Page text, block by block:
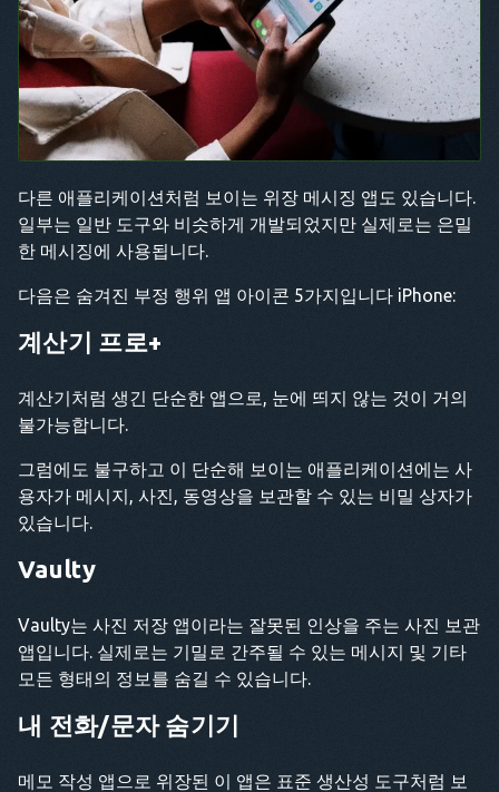
다른 애플리케이션처럼 보이는 위장 메시징 앱도 있습니다.
일부는 일반 도구와 비슷하게 개발되었지만 실제로는 은밀
한 메시징에 사용됩니다.
다음은 숨겨진 부정 행위 앱 아이콘 5가지입니다 iPhone:
계산기 프로+
계산기처럼 생긴 단순한 앱으로, 눈에 띄지 않는 것이 거의
불가능합니다.
그럼에도 불구하고 이 단순해 보이는 애플리케이션에는 사
용자가 메시지, 사진, 동영상을 보관할 수 있는 비밀 상자가
있습니다.
Vaulty
Vaulty는 사진 저장 앱이라는 잘못된 인상을 주는 사진 보관
앱입니다. 실제로는 기밀로 간주될 수 있는 메시지 및 기타
모든 형태의 정보를 숨길 수 있습니다.
내 전화/문자 숨기기
메모 작성 앱으로 위장된 이 앱은 표준 생산성 도구처럼 보